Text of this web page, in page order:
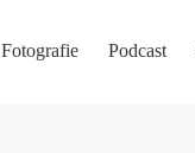
Fotografie Podcast